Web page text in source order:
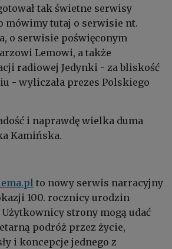
tak świetne serwisy
mówimy tutaj o serwisie nt.
o serwisie poświęconym
Lemowi, a także
radiowej Jedynki - za bliskość
- wyliczała prezes Polskiego
i naprawdę wielka duma
Kamińska.
to nowy serwis narracyjny
100. rocznicy urodzin
Użytkownicy strony mogą udać
podróż przez życie,
i koncepcje jednego z